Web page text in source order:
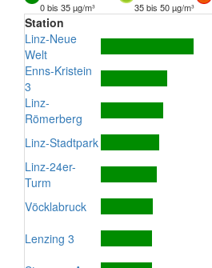
0 bis 35 µg/m³
35 bis 50 µg/m³
Station
Linz-Neue
Welt
Enns-Kristein
3
Linz-
Römerberg
Linz-Stadtpark
Linz-24er-
Turm
Vöcklabruck
Lenzing 3